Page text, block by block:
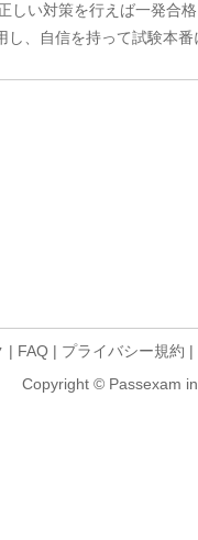
しい対策を行えば一発合
し、自信を持って試験本
| FAQ | プライバシー規約 |
Copyright © Passexam